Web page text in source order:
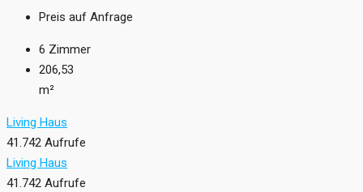
Preis auf Anfrage
6 Zimmer
206,53
m²
Living Haus
41.742 Aufrufe
Living Haus
41.742 Aufrufe